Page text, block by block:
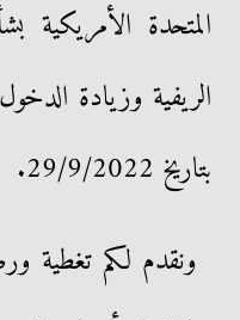
المتحدة الأمريكية
الريفية وزيادة
بتاريخ 29/9/2022.